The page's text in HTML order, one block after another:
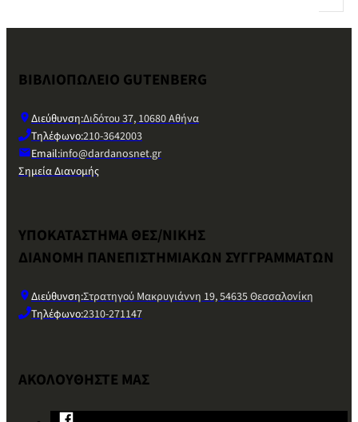
ΒΙΒΛΙΟΠΩΛΕΙΟ GUTENBERG
Διεύθυνση:Διδότου 37, 10680 Αθήνα
Τηλέφωνο:210-3642003
Email:info@dardanosnet.gr
Σημεία Διανομής
ΥΠΟΚΑΤΑΣΤΗΜΑ ΘΕΣ/ΝΙΚΗΣ
ΔΙΑΝΟΜΗ ΠΑΝΕΠΙΣΤΗΜΙΑΚΩΝ ΣΥΓΓΡΑΜΜΑΤΩΝ
Διεύθυνση:Στρατηγού Μακρυγιάννη 19, 54635 Θεσσαλονίκη
Τηλέφωνο:2310-271147
ΑΚΟΛΟΥΘΗΣΤΕ ΜΑΣ